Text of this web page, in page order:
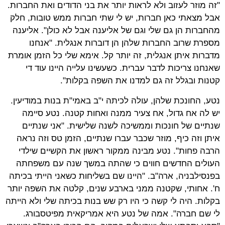
"זה מוזר לעזוב ולא לראות יותר את בני הדודים ואת החברות.
אבל מצאתי כאן חברות, יש לי שתי חברות ממש טובות, חלק
מהחברות הן גם שלי וגם של אליענה אבל לא כולן". אליענה
מספרת שרוב החברות שלהן הן דוברות אנגלית. "אנחנו
מדברות איתן אנגלית, זה יותר קל. אימא שלי כל הזמן אומרת
שאנחנו צריכות לדבר עברית. כשעשינו עלייה היינו עוד די
קטנות ובגלל זה גם למדנו את השפה בקלות".
נטע, החונכת שלהן, עולה לכיתה י"ב באמי"ת בנות במודיעין.
יש לה אח גדול, אח צעיר ממנה ואחות קטנה. נטע סיימה
שנתיים של חונכות וממשיכה לשנה שלישית. "אני שנתיים
איתן וזה כיף, מוזר שכבר עברו שנתיים, הזמן טס וזה נראה
הרבה פחות". נטע מבינה ממקור ראשון את הקשיים שילדי
העולים החדשים חווים כי שהתה במשך שנה עם משפחתה
בפנסילבניה, ארה"ב. "היינו שם בשליחות כשאני הייתי בכיתה
ח'. אחותי, שקטנה ממני בארבע שנים, קלטה את השפה יותר
בקלות. היה לי קשה כי היו רק שש בנות בכיתה שלי ולא הייתה
לי שם חברה". אמה של נטע היא אמריקאית מפיטסבורג.